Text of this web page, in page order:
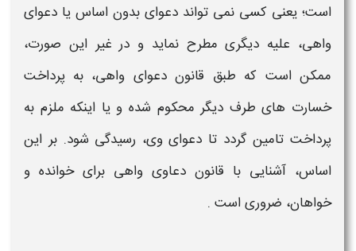
است؛ یعنی کسی نمی تواند دعوای بدون اساس یا دعوای
واهی، علیه دیگری مطرح نماید و در غیر این صورت،
ممکن است که طبق قانون دعوای واهی، به پرداخت
خسارت های طرف دیگر محکوم شده و یا اینکه ملزم به
پرداخت تامین گردد تا دعوای وی، رسیدگی شود. بر این
اساس، آشنایی با قانون دعاوی واهی برای خوانده و
خواهان، ضروری است .